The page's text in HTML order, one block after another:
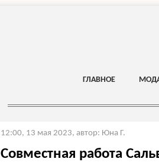
ГЛАВНОЕ
12:00, 13 мая 2023, автор: Юна Г.
Совместная работа